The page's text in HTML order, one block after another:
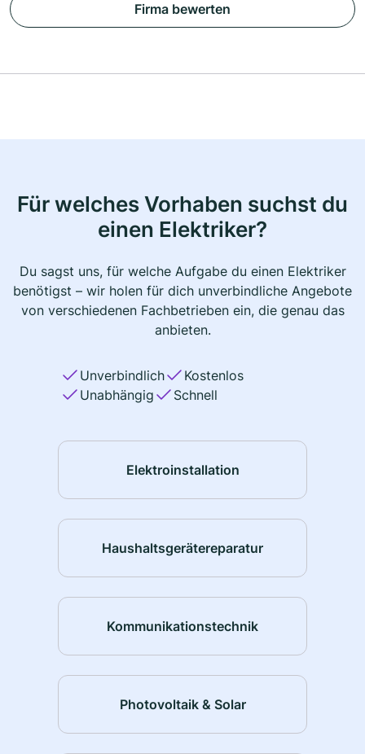
Firma bewerten
Für welches Vorhaben suchst du
einen Elektriker?
Du sagst uns, für welche Aufgabe du einen Elektriker
benötigst – wir holen für dich unverbindliche Angebote
von verschiedenen Fachbetrieben ein, die genau das
anbieten.
Unverbindlich
Kostenlos
Unabhängig
Schnell
Elektroinstallation
Haushaltsgerätereparatur
Kommunikationstechnik
Photovoltaik & Solar